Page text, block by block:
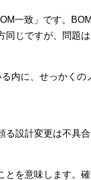
一致」です。
同じですが、問題
内に、せっかく
設計変更は不具
を意味します。